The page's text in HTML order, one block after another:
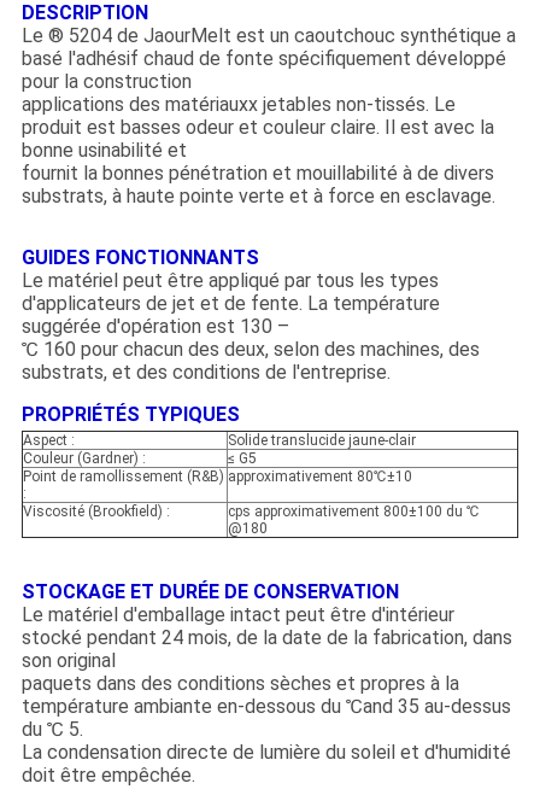
DESCRIPTION
Le ® 5204 de JaourMelt est un caoutchouc synthétique a
basé l'adhésif chaud de fonte spécifiquement développé
pour la construction
applications des matériauxx jetables non-tissés. Le
produit est basses odeur et couleur claire. Il est avec la
bonne usinabilité et
fournit la bonnes pénétration et mouillabilité à de divers
substrats, à haute pointe verte et à force en esclavage.
GUIDES FONCTIONNANTS
Le matériel peut être appliqué par tous les types
d'applicateurs de jet et de fente. La température
suggérée d'opération est 130 –
℃ 160 pour chacun des deux, selon des machines, des
substrats, et des conditions de l'entreprise.
PROPRIÉTÉS TYPIQUES
Aspect :
Solide translucide jaune-clair
Couleur (Gardner) :
≤ G5
Point de ramollissement (R&B)
:
approximativement 80℃±10
Viscosité (Brookfield) :
cps approximativement 800±100 du ℃
@180
STOCKAGE ET DURÉE DE CONSERVATION
Le matériel d'emballage intact peut être d'intérieur
stocké pendant 24 mois, de la date de la fabrication, dans
son original
paquets dans des conditions sèches et propres à la
température ambiante en-dessous du ℃and 35 au-dessus
du ℃ 5.
La condensation directe de lumière du soleil et d'humidité
doit être empêchée.